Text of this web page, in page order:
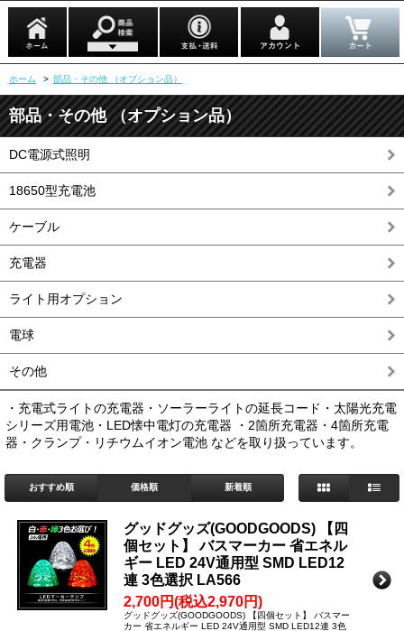
ホーム > 部品・その他 （オプション品）
部品・その他 （オプション品）
DC電源式照明
18650型充電池
ケーブル
充電器
ライト用オプション
電球
その他
・充電式ライトの充電器・ソーラーライトの延長コード・太陽光充電
シリーズ用電池・LED懐中電灯の充電器 ・2箇所充電器・4箇所充電
器・クランプ・リチウムイオン電池 などを取り扱っています。
おすすめ順 価格順 新着順
グッドグッズ(GOODGOODS) 【四
個セット】 バスマーカー 省エネル
ギー LED 24V通用型 SMD LED12
連 3色選択 LA566
2,700円(税込2,970円)
グッドグッズ(GOODGOODS) 【四個セット】 バスマー
カー 省エネルギー LED 24V通用型 SMD LED12連 3色